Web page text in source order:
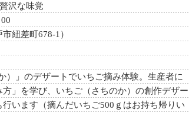
沢な味覚
紐差町678-1）
）」のデザートでいちご摘み体験。生産者に
」を学び、いちご（さちのか）の創作デザー
います（摘んだいちご500ｇはお持ち帰りい